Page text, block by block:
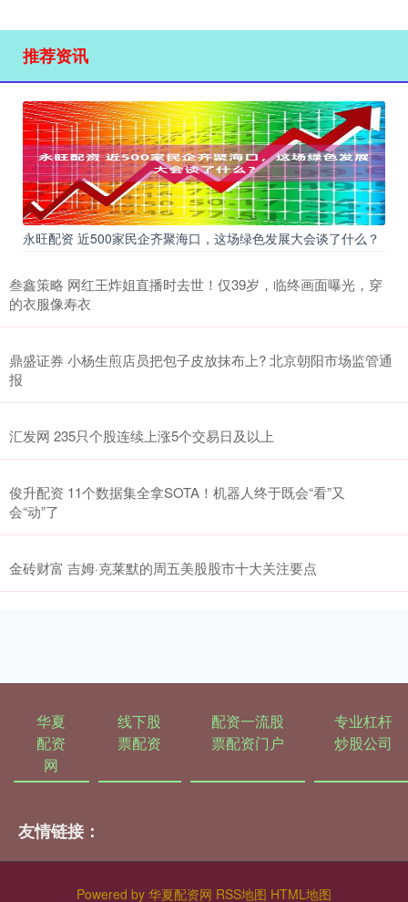
推荐资讯
永旺配资 近500家民企齐聚海口，这场绿色发展大会谈了什么？
叁鑫策略 网红王炸姐直播时去世！仅39岁，临终画面曝光，穿
的衣服像寿衣
鼎盛证券 小杨生煎店员把包子皮放抹布上? 北京朝阳市场监管通
报
汇发网 235只个股连续上涨5个交易日及以上
俊升配资 11个数据集全拿SOTA！机器人终于既会“看”又
会“动”了
金砖财富 吉姆·克莱默的周五美股股市十大关注要点
华夏
配资
网
线下股
票配资
配资一流股
票配资门户
专业杠杆
炒股公司
友情链接：
Powered by 华夏配资网 RSS地图 HTML地图